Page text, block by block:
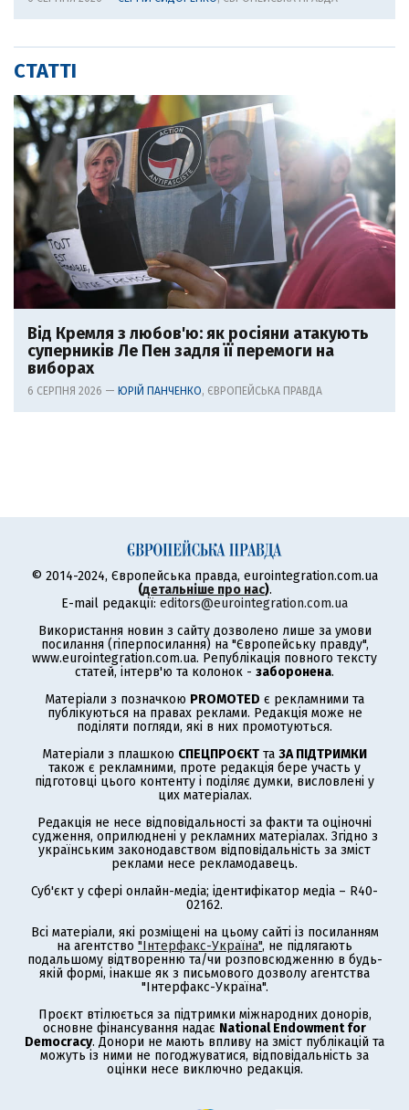
СТАТТІ
Від Кремля з любов'ю: як росіяни атакують
суперників Ле Пен задля її перемоги на
виборах
6 СЕРПНЯ 2026 — ЮРІЙ ПАНЧЕНКО, ЄВРОПЕЙСЬКА ПРАВДА
© 2014-2024, Європейська правда, eurointegration.com.ua
(детальніше про нас).
E-mail редакції: editors@eurointegration.com.ua
Використання новин з сайту дозволено лише за умови
посилання (гіперпосилання) на "Європейську правду",
www.eurointegration.com.ua. Републікація повного тексту
статей, інтерв'ю та колонок - заборонена.
Матеріали з позначкою PROMOTED є рекламними та
публікуються на правах реклами. Редакція може не
поділяти погляди, які в них промотуються.
Матеріали з плашкою СПЕЦПРОЄКТ та ЗА ПІДТРИМКИ
також є рекламними, проте редакція бере участь у
підготовці цього контенту і поділяє думки, висловлені у
цих матеріалах.
Редакція не несе відповідальності за факти та оціночні
судження, оприлюднені у рекламних матеріалах. Згідно з
українським законодавством відповідальність за зміст
реклами несе рекламодавець.
Суб'єкт у сфері онлайн-медіа; ідентифікатор медіа – R40-
02162.
Всі матеріали, які розміщені на цьому сайті із посиланням
на агентство "Інтерфакс-Україна", не підлягають
подальшому відтворенню та/чи розповсюдженню в будь-
якій формі, інакше як з письмового дозволу агентства
"Інтерфакс-Україна".
Проєкт втілюється за підтримки міжнародних донорів,
основне фінансування надає National Endowment for
Democracy. Донори не мають впливу на зміст публікацій та
можуть із ними не погоджуватися, відповідальність за
оцінки несе виключно редакція.